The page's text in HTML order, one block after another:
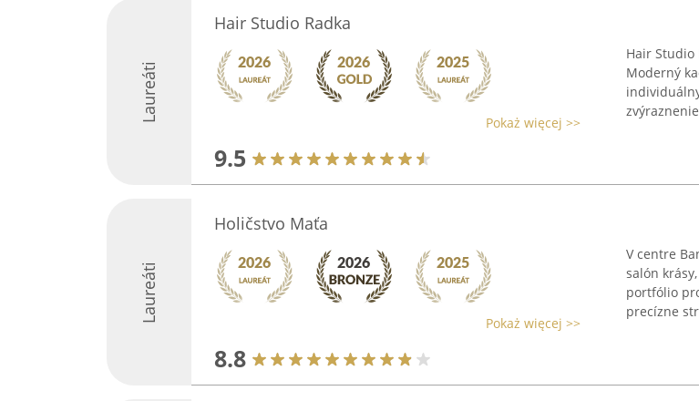
Laureáti
Hair Studio Radka
Pokaż więcej >>
9.5
Hair
Moderný
Laureáti
Holičstvo Maťa
Pokaż więcej >>
8.8
V centre
salón
portfólio
precízne